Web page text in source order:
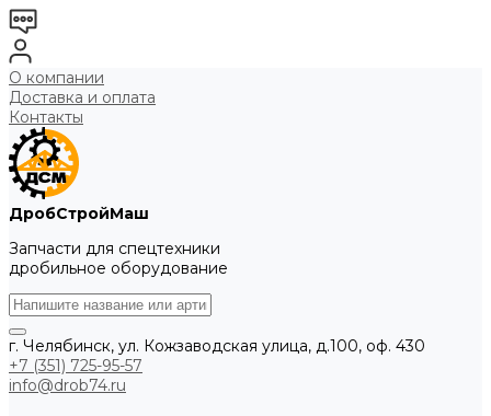
О компании
Доставка и оплата
Контакты
ДробСтройМаш
Запчасти для спецтехники
дробильное оборудование
г. Челябинск, ул. Кожзаводская улица, д.100, оф. 430
+7 (351) 725-95-57
info@drob74.ru